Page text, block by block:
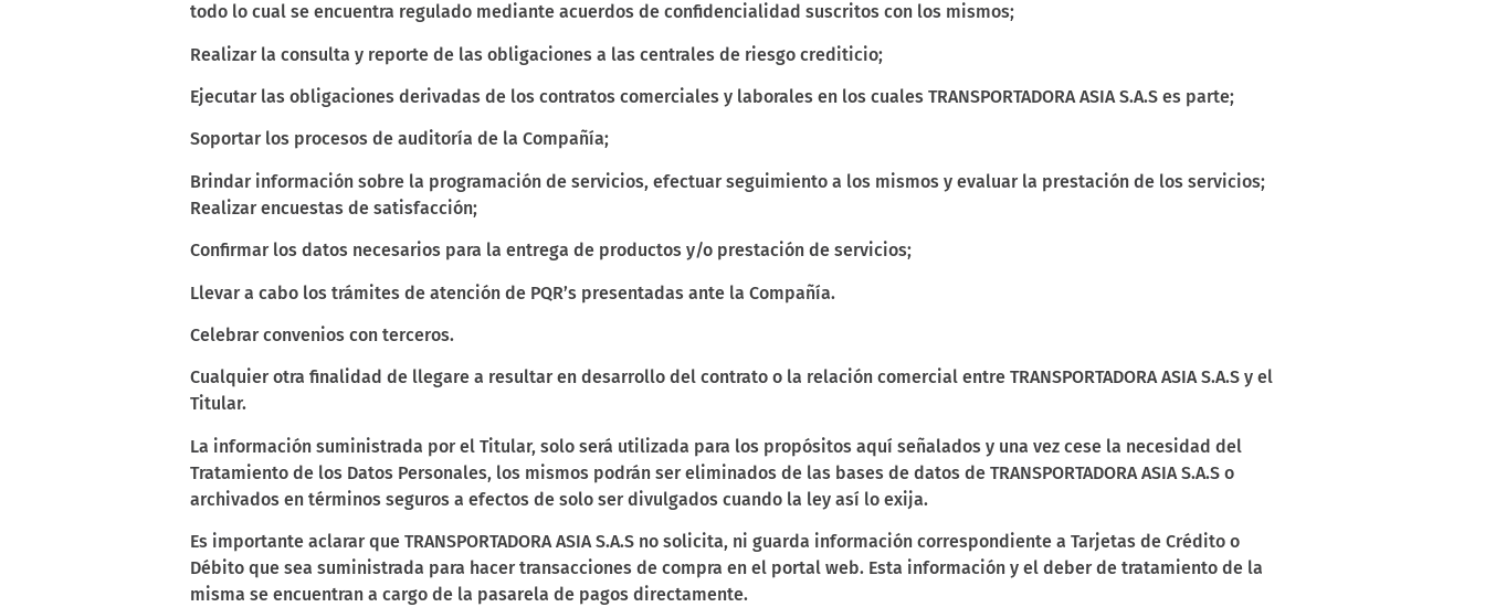
todo lo cual se encuentra regulado mediante acuerdos de confidencialidad suscritos con los mismos;
Realizar la consulta y reporte de las obligaciones a las centrales de riesgo crediticio;
Ejecutar las obligaciones derivadas de los contratos comerciales y laborales en los cuales TRANSPORTADORA ASIA S.A.S es parte;
Soportar los procesos de auditoría de la Compañía;
Brindar información sobre la programación de servicios, efectuar seguimiento a los mismos y evaluar la prestación de los servicios;
Realizar encuestas de satisfacción;
Confirmar los datos necesarios para la entrega de productos y/o prestación de servicios;
Llevar a cabo los trámites de atención de PQR’s presentadas ante la Compañía.
Celebrar convenios con terceros.
Cualquier otra finalidad de llegare a resultar en desarrollo del contrato o la relación comercial entre TRANSPORTADORA ASIA S.A.S y el
Titular.
La información suministrada por el Titular, solo será utilizada para los propósitos aquí señalados y una vez cese la necesidad del
Tratamiento de los Datos Personales, los mismos podrán ser eliminados de las bases de datos de TRANSPORTADORA ASIA S.A.S o
archivados en términos seguros a efectos de solo ser divulgados cuando la ley así lo exija.
Es importante aclarar que TRANSPORTADORA ASIA S.A.S no solicita, ni guarda información correspondiente a Tarjetas de Crédito o
Débito que sea suministrada para hacer transacciones de compra en el portal web. Esta información y el deber de tratamiento de la
misma se encuentran a cargo de la pasarela de pagos directamente.